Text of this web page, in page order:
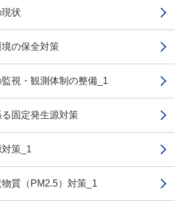
状
の保全対策
視・観測体制の整備_1
固定発生源対策
策_1
質（PM2.5）対策_1